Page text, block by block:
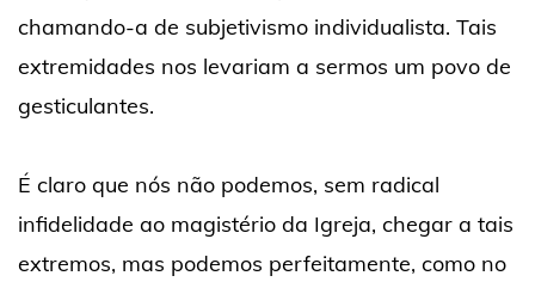
chamando-a de subjetivismo individualista. Tais
extremidades nos levariam a sermos um povo de
gesticulantes.
É claro que nós não podemos, sem radical
infidelidade ao magistério da Igreja, chegar a tais
extremos, mas podemos perfeitamente, como no